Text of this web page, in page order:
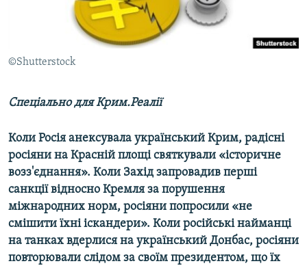
ВІДЕОУРОКИ «ELIFBE»
СВІДЧЕННЯ ОКУПАЦІЇ
УКРАЇНСЬКА ПРОБЛЕМА КРИМУ
Усі сайти RFE/RL
©Shutterstock
Спеціально для Крим.Реалії
Коли Росія анексувала український Крим, радісні
росіяни на Красній площі святкували «історичне
возз'єднання». Коли Захід запровадив перші
санкції відносно Кремля за порушення
міжнародних норм, росіяни попросили «не
смішити їхні іскандери». Коли російські найманці
на танках вдерлися на український Донбас, росіяни
повторювали слідом за своїм президентом, що їх